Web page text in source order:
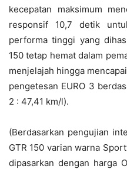
kecepatan maksimum
responsif 10,7 detik
performa tinggi yang
150 tetap hemat dalam
menjelajah hingga
pengetesan EURO 3
2 : 47,41 km/l).
(Berdasarkan pengujian
GTR 150 varian warna
dipasarkan dengan harga